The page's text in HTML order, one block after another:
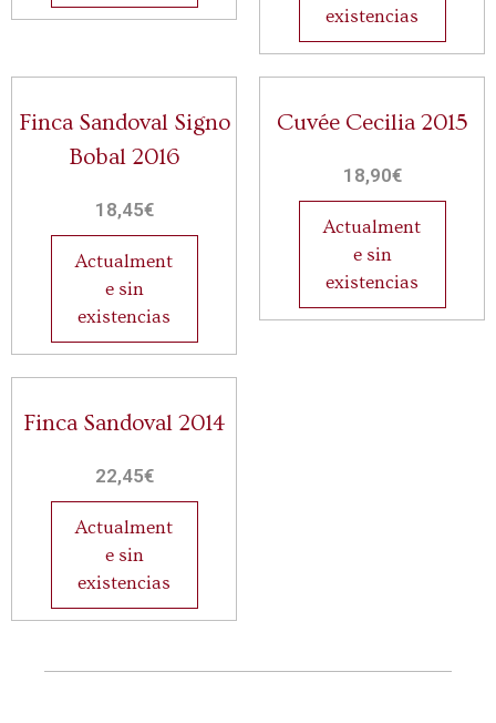
existencias
Finca Sandoval Signo
Bobal 2016
18,45€
Actualment
e sin
existencias
Cuvée Cecilia 2015
18,90€
Actualment
e sin
existencias
Finca Sandoval 2014
22,45€
Actualment
e sin
existencias